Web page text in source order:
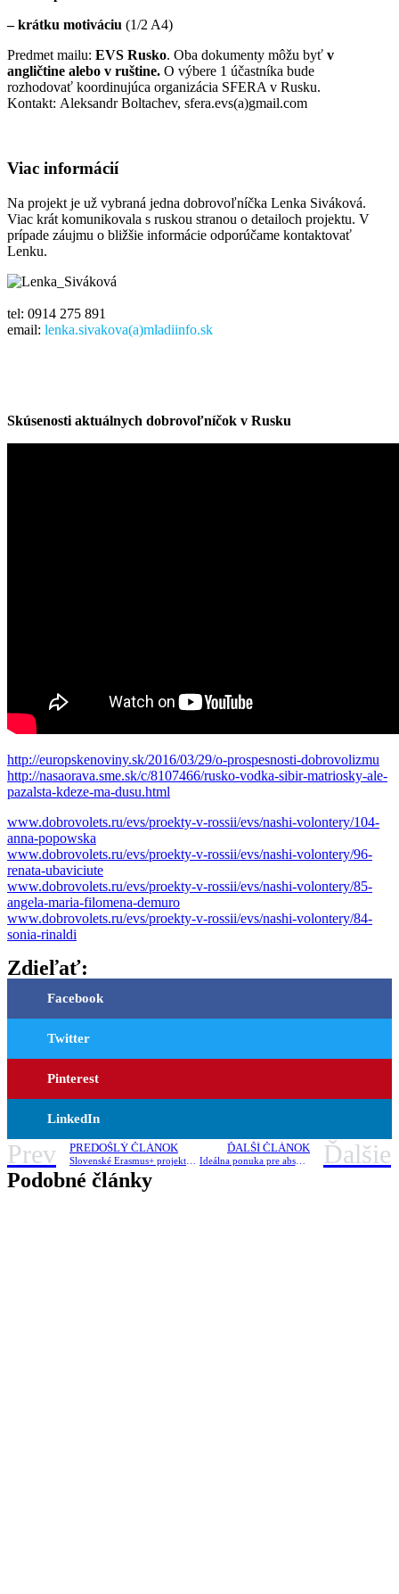
– krátku motiváciu (1/2 A4)
Predmet mailu: EVS Rusko. Oba dokumenty môžu byť v
angličtine alebo v ruštine. O výbere 1 účastníka bude
rozhodovať koordinujúca organizácia SFERA v Rusku.
Kontakt: Aleksandr Boltachev, sfera.evs(a)gmail.com
Viac informácií
Na projekt je už vybraná jedna dobrovoľníčka Lenka Siváková.
Viac krát komunikovala s ruskou stranou o detailoch projektu. V
prípade záujmu o bližšie informácie odporúčame kontaktovať
Lenku.
tel: 0914 275 891
email: lenka.sivakova(a)mladiinfo.sk
Skúsenosti aktuálnych dobrovoľníčok v Rusku
http://europskenoviny.sk/2016/03/29/o-prospesnosti-dobrovolizmu
http://nasaorava.sme.sk/c/8107466/rusko-vodka-sibir-matriosky-ale-
pazalsta-kdeze-ma-dusu.html
www.dobrovolets.ru/evs/proekty-v-rossii/evs/nashi-volontery/104-
anna-popowska
www.dobrovolets.ru/evs/proekty-v-rossii/evs/nashi-volontery/96-
renata-ubaviciute
www.dobrovolets.ru/evs/proekty-v-rossii/evs/nashi-volontery/85-
angela-maria-filomena-demuro
www.dobrovolets.ru/evs/proekty-v-rossii/evs/nashi-volontery/84-
sonia-rinaldi
Zdieľať:
Facebook
Twitter
Pinterest
LinkedIn
Prev PREDOŠLÝ ČLÁNOK ĎALŠÍ ČLÁNOK
Ideálna ponuka pre absolventov – rok v Slovinsku od 7.9.2016 Ďalšie
Podobné články